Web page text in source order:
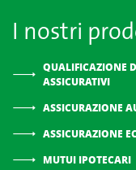
I nostri
QUALIFICAZIONE
ASSICURATIVI
ASSICURAZIONE
ASSICURAZIONE
MUTUI IPOTECARI